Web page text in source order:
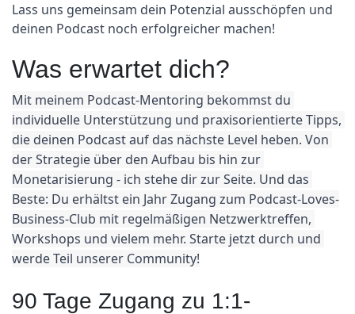
Lass uns gemeinsam dein Potenzial ausschöpfen und
deinen Podcast noch erfolgreicher machen!
Was erwartet dich?
Mit meinem Podcast-Mentoring bekommst du
individuelle Unterstützung und praxisorientierte Tipps,
die deinen Podcast auf das nächste Level heben. Von
der Strategie über den Aufbau bis hin zur
Monetarisierung - ich stehe dir zur Seite. Und das
Beste: Du erhältst ein Jahr Zugang zum Podcast-Loves-
Business-Club mit regelmäßigen Netzwerktreffen,
Workshops und vielem mehr. Starte jetzt durch und
werde Teil unserer Community!
90 Tage Zugang zu 1:1-